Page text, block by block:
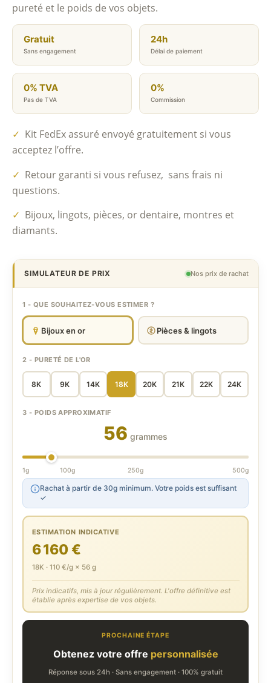
pureté et le poids de vos objets.
Gratuit
Sans engagement
24h
Délai de paiement
0% TVA
Pas de TVA
0%
Commission
✓ Kit FedEx assuré envoyé gratuitement si vous
acceptez l’offre.
✓ Retour garanti si vous refusez, sans frais ni
questions.
✓ Bijoux, lingots, pièces, or dentaire, montres et
diamants.
SIMULATEUR DE PRIX Nos prix de rachat
1 - QUE SOUHAITEZ-VOUS ESTIMER ?
Bijoux en or Pièces & lingots
2 - PURETÉ DE L'OR
8K 9K 14K 18K 20K 21K 22K 24K
3 - POIDS APPROXIMATIF
56 grammes
1g 100g 250g 500g
Rachat à partir de 30g minimum. Votre poids est suffisant
✓
ESTIMATION INDICATIVE
6 160 €
18K · 110 €/g × 56 g
Prix indicatifs, mis à jour régulièrement. L'offre définitive est
établie après expertise de vos objets.
PROCHAINE ÉTAPE
Obtenez votre offre personnalisée
Réponse sous 24h · Sans engagement · 100% gratuit